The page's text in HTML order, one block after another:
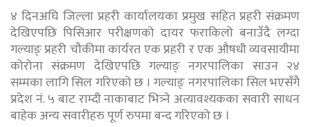
४ दिनअघि जिल्ला प्रहरी कार्यालयका प्रमुख सहित प्रहरी संक्रमण
देखिएपछि पिसिआर परीक्षणको दायर फराकिलो बनाउँदै लग्दा
गल्याङ् प्रहरी चौकीमा कार्यरत एक प्रहरी र एक औषधी व्यवसायीमा
कोरोना संक्रमण देखिएपछि गल्याङ् नगरपालिका साउन २४
सम्मका लागि सिल गरिएको छ । गल्याङ् नगरपालिका सिल भएसँगै
प्रदेश नं. ५ बाट राम्दी नाकाबाट भित्र्ने अत्यावश्यकका सवारी साधन
बाहेक अन्य सवारीहरु पूर्ण रुपमा बन्द गरिएको छ ।